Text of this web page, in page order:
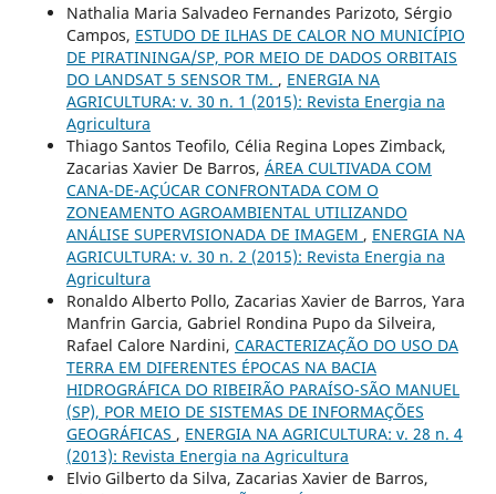
Nathalia Maria Salvadeo Fernandes Parizoto, Sérgio
Campos, ESTUDO DE ILHAS DE CALOR NO MUNICÍPIO
DE PIRATININGA/SP, POR MEIO DE DADOS ORBITAIS
DO LANDSAT 5 SENSOR TM. , ENERGIA NA
AGRICULTURA: v. 30 n. 1 (2015): Revista Energia na
Agricultura
Thiago Santos Teofilo, Célia Regina Lopes Zimback,
Zacarias Xavier De Barros, ÁREA CULTIVADA COM
CANA-DE-AÇÚCAR CONFRONTADA COM O
ZONEAMENTO AGROAMBIENTAL UTILIZANDO
ANÁLISE SUPERVISIONADA DE IMAGEM , ENERGIA NA
AGRICULTURA: v. 30 n. 2 (2015): Revista Energia na
Agricultura
Ronaldo Alberto Pollo, Zacarias Xavier de Barros, Yara
Manfrin Garcia, Gabriel Rondina Pupo da Silveira,
Rafael Calore Nardini, CARACTERIZAÇÃO DO USO DA
TERRA EM DIFERENTES ÉPOCAS NA BACIA
HIDROGRÁFICA DO RIBEIRÃO PARAÍSO-SÃO MANUEL
(SP), POR MEIO DE SISTEMAS DE INFORMAÇÕES
GEOGRÁFICAS , ENERGIA NA AGRICULTURA: v. 28 n. 4
(2013): Revista Energia na Agricultura
Elvio Gilberto da Silva, Zacarias Xavier de Barros,